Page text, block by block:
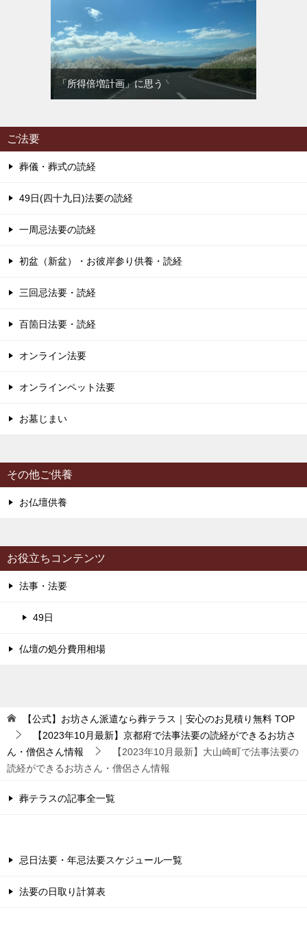
「所得倍増計画」に思う
ご法要
葬儀・葬式の読経
49日(四十九日)法要の読経
一周忌法要の読経
初盆（新盆）・お彼岸参り供養・読経
三回忌法要・読経
百箇日法要・読経
オンライン法要
オンラインペット法要
お墓じまい
その他ご供養
お仏壇供養
お役立ちコンテンツ
法事・法要
49日
仏壇の処分費用相場
【公式】お坊さん派遣なら葬テラス｜安心のお見積り無料 TOP
【2023年10月最新】京都府で法事法要の読経ができるお坊さ
ん・僧侶さん情報
【2023年10月最新】大山崎町で法事法要の
読経ができるお坊さん・僧侶さん情報
葬テラスの記事全一覧
忌日法要・年忌法要スケジュール一覧
法要の日取り計算表